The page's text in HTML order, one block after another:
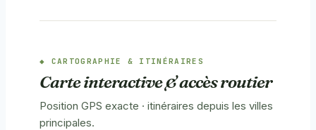
CARTOGRAPHIE & ITINÉRAIRES
Carte interactive & accès routier
Position GPS exacte · itinéraires depuis les villes
principales.